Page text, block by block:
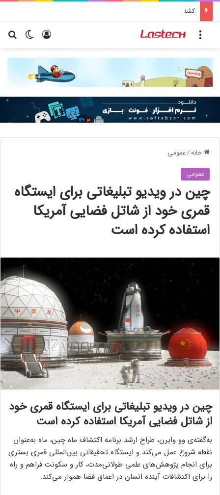
تغییر ورود
خانه/عمومی
عمومی
چین در ویدیو تبلیغاتی برای ایستگاه
قمری خود از شاتل فضایی آمریکا
استفاده کرده است
چین در ویدیو تبلیغاتی برای ایستگاه قمری خود
از شاتل فضایی آمریکا استفاده کرده است
به‌گفته‌ی وو وایرن، طراح ارشد برنامه اکتشاف ماه چین، ماه به‌عنوان
نقطه شروع عمل می‌کند و ایستگاه تحقیقاتی بین‌المللی قمری بستری
برای انجام پژوهش‌های علمی طولانی‌مدت، کار و سکونت فراهم و راه
را برای اکتشافات آینده انسان در اعماق فضا هموار می‌کند.